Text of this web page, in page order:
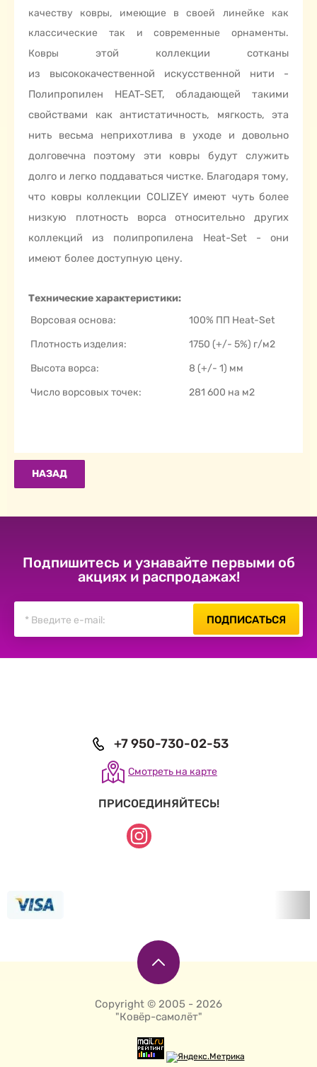
качеству ковры, имеющие в своей линейке как
классические так и современные орнаменты.
Ковры этой коллекции сотканы
из высококачественной искусственной нити -
Полипропилен HEAT-SET, обладающей такими
свойствами как антистатичность, мягкость, эта
нить весьма неприхотлива в уходе и довольно
долговечна поэтому эти ковры будут служить
долго и легко поддаваться чистке. Благодаря тому,
что ковры коллекции COLIZEY имеют чуть более
низкую плотность ворса относительно других
коллекций из полипропилена Heat-Set - они
имеют более доступную цену.
Технические характеристики:
Ворсовая основа:
100% ПП Heat-Set
Плотность изделия:
1750 (+/- 5%) г/м2
Высота ворса:
8 (+/- 1) мм
Число ворсовых точек:
281 600 на м2
НАЗАД
Подпишитесь и узнавайте первыми об
акциях и распродажах!
ПОДПИСАТЬСЯ
+7 950-730-02-53
Смотреть на карте
ПРИСОЕДИНЯЙТЕСЬ!
Copyright © 2005 - 2026
"Ковёр-самолёт"